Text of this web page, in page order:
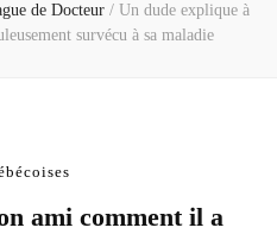
de Docteur / Un dude explique à
survécu à sa maladie
ami comment il a